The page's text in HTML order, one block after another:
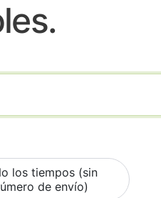
los tiempos (sin
de envío)